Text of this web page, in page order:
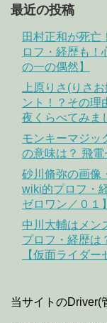
最近の投稿
田村正和が死亡
ロフ・経歴も！
の一の偶然】
上原りさ(りさ
ント！？その理
夜くらべてみま
モンキーマジッ
の意味は？ 飛
砂川脩弥の画像
wiki的プロフ・
ゼロワン／０１
中川大輔はメン
プロフ・経歴は
【仮面ライダ
当サイトのDriver(